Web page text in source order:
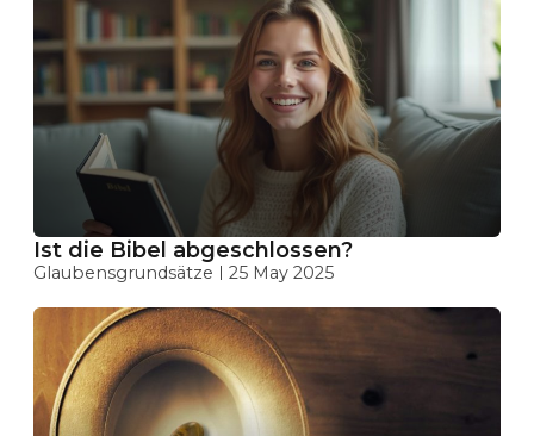
Ist die Bibel abgeschlossen?
Glaubensgrundsätze 25 May 2025